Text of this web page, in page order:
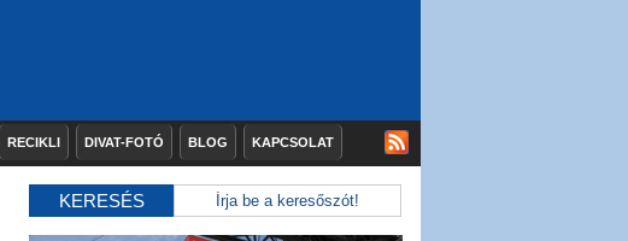
RECIKLI DIVAT-FOTÓ BLOG KAPCSOLAT
KERESÉS